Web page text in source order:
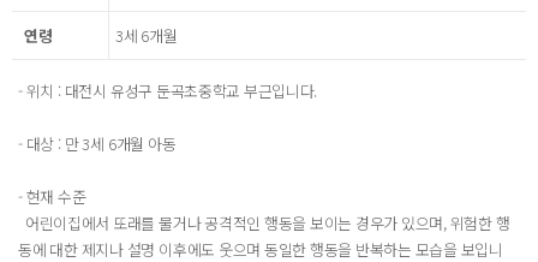
연령 3세 6개월
- 위치 : 대전시 유성구 둔곡초중학교 부근입니다.
- 대상 : 만 3세 6개월 아동
- 현재 수준
어린이집에서 또래를 물거나 공격적인 행동을 보이는 경우가 있으며, 위험한 행
동에 대한 제지나 설명 이후에도 웃으며 동일한 행동을 반복하는 모습을 보입니